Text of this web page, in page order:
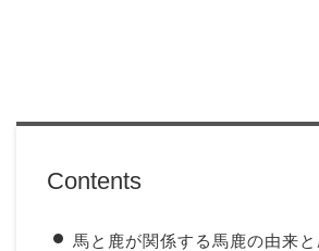
Contents
馬と鹿が関係する馬鹿の由来